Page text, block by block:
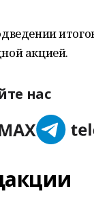
акцией.
нас